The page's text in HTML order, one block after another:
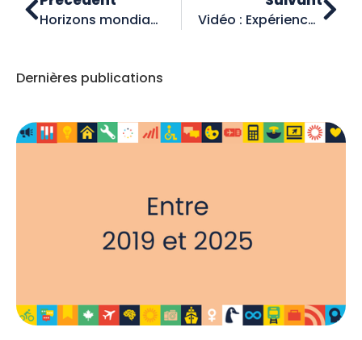
Horizons mondiaux 11 : Un adieu au programme Expérience compétences mondiales Vidéo : Expérience compétences mondiales — principales réalisations
Dernières publications